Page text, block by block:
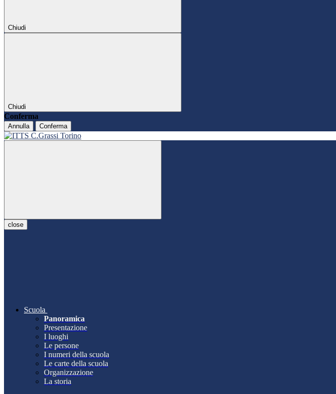
Chiudi
Chiudi
Conferma
Annulla Conferma
close
Scuola
Panoramica
Presentazione
I luoghi
Le persone
I numeri della scuola
Le carte della scuola
Organizzazione
La storia